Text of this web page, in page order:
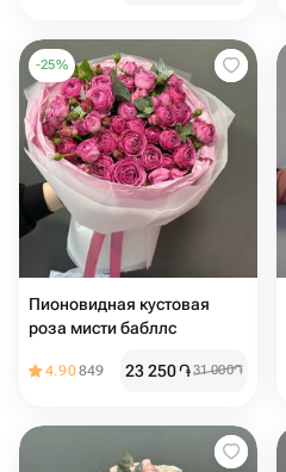
-25%
Пионовидная кустовая
роза️ мисти бабллс️
4.90849 23 250֏31 000֏